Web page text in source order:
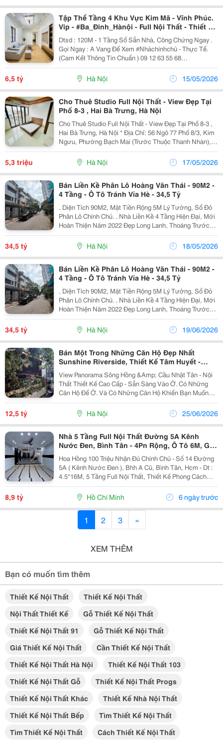
Tập Thể Tầng 4 Khu Vực Kim Mã - Vĩnh Phúc.
Vip - #Ba_Đinh_Hànội - Full Nội Thất - Thiết Kế
Như Căn Hộ Chung Cư Cao Cấp, Cực Đỉnh,
Dtsd : 120M - 1 Tầng Sổ Sẵn Nhà, Công Chứng Ngay .
Gọi Ngay : A Vang Để Xem #Nhàchínhchủ - Thực Tế.
(Cam Kết Thông Tin Chuẩn ) 09 12 63 55 68
#Bannhabađình #Sổđỏ_Chínhchủ. #Nhàđẹp #Bađình
6,5 tỷ Hà Nội 15/05/2026
Cho Thuê Studio Full Nội Thất - View Đẹp Tại
Phố 8-3 , Hai Bà Trưng, Hà Nội
Cho Thuê Studio Full Nội Thất - View Đẹp Tại Phố 8-3 ,
Hai Bà Trưng, Hà Nội * Địa Chỉ: 56 Ngõ 77 Phố 8/3, Kim
Ngưu, Phường Bạch Mai (Trước Thuộc Thanh Nhàn),
Hai Bà Trưng, Hà Nội. * Diện Tích: 25M&Sup2; - Căn Hộ
Đầy Đủ Nội Thất, Thiết Kế Gọn Gàng...
5,3 triệu Hà Nội 17/05/2026
Bán Liền Kề Phân Lô Hoàng Văn Thái - 90M2 -
4 Tầng - Ô Tô Tránh Vỉa Hè - 34,5 Tỷ
₋ Diện Tích 90M2, Mặt Tiền Rộng 5M Lý Tưởng, Sổ Đỏ
Phân Lô Chính Chủ. ₋ Nhà Liền Kề 4 Tầng Hiện Đại, Mới
Hoàn Thiện Năm 2022 Đẹp Long Lanh, Thoáng Trước
Sau, Full Nội Thất. Thiết Kế Gồm: Tầng 1 Là Phòng
Khách, Bếp, Wc; Tầng 2, 3 Mỗi Tầng 2 Phòng Ngủ...
34,5 tỷ Hà Nội 18/05/2026
Bán Liền Kề Phân Lô Hoàng Văn Thái - 90M2 -
4 Tầng - Ô Tô Tránh Vỉa Hè - 34,5 Tỷ
₋ Diện Tích 90M2, Mặt Tiền Rộng 5M Lý Tưởng, Sổ Đỏ
Phân Lô Chính Chủ. ₋ Nhà Liền Kề 4 Tầng Hiện Đại, Mới
Hoàn Thiện Năm 2022 Đẹp Long Lanh, Thoáng Trước
Sau, Full Nội Thất. Thiết Kế Gồm: Tầng 1 Là Phòng
Khách, Bếp, Wc; Tầng 2, 3 Mỗi Tầng 2 Phòng Ngủ...
34,5 tỷ Hà Nội 19/06/2026
Bán Một Trong Những Căn Hộ Đẹp Nhất
Sunshine Riverside, Thiết Kế Tâm Huyết -
Miễn Tg
View Panorama Sông Hồng &Amp; Cầu Nhật Tân - Nội
Thất Thiết Kế Cao Cấp - Sẵn Sàng Vào Ở. Có Những
Căn Hộ Để Ở. Và Có Những Căn Hộ Khiến Bạn Muốn
Trở Về Nhà Mỗi Ngày. Tọa Lạc Tại Tầng Cao Của
Sunshine Riverside, Căn Hộ Sở Hữu Tầm Nhìn...
12,5 tỷ Hà Nội 25/06/2026
Nhà 5 Tầng Full Nội Thất Đường 5A Kênh
Nước Đen, Bình Tân - 4Pn Rộng, Ô Tô 6M, Giá
Chỉ 8,9 Tỷ
Hoa Hồng 100 Triệu Nhận Đủ Chính Chủ - Số 14 Đường
5A ( Kênh Nước Đen ), Bhh A Cũ, Bình Tân, Hcm - Dt :
4.5*16M, 5 Tầng Full Nội Thất, Thiết Kế Phong Cách
Hiện Đại - Sang Trọng, 4Pn Rộng Rãi, Thoáng Mát, Wc
Khép Kín, Có Phòng Thờ, Sân Thượng Trước...
8,9 tỷ Hồ Chí Minh 6 ngày trước
1 2 3 »
XEM THÊM
Bạn có muốn tìm thêm
Thiết Kế Nội Thất
Thiết Kế Nội Thất
Nội Thất Thiết Kế
Gỗ Thiết Kế Nội Thất
Thiết Kế Nội Thất 91
Gỗ Thiết Kế Nội Thất
Giá Thiết Kế Nội Thất
Cần Thiết Kế Nội Thất
Thiết Kế Nội Thất Hà Nội
Thiết Kế Nội Thất 103
Thiết Kế Nội Thất Gỗ
Thiết Kế Nội Thất Progs
Thiết Kế Nội Thất Khác
Thiết Kế Nhà Nội Thất
Thiết Kế Nội Thất Bếp
Tìm Thiết Kế Nội Thất
Tìm Thiết Kế Nội Thất
Cách Thiết Kế Nội Thất